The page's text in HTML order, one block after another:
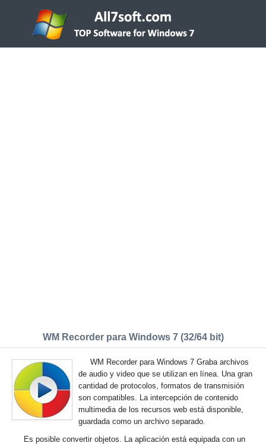
WM Recorder para Windows 7 (32/64 bit)
WM Recorder para Windows 7 Graba archivos
de audio y video que se utilizan en línea. Una gran
cantidad de protocolos, formatos de transmisión
son compatibles. La intercepción de contenido
multimedia de los recursos web está disponible,
guardada como un archivo separado.
Es posible convertir objetos. La aplicación está equipada con un